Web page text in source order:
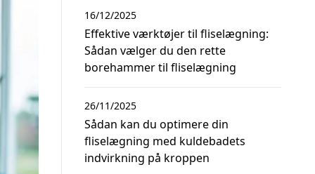
Effektive værktøjer til fliselægning:
Sådan vælger du den rette
borehammer til fliselægning
16/12/2025
Sådan kan du optimere din
fliselægning med kuldebadets
indvirkning på kroppen
26/11/2025